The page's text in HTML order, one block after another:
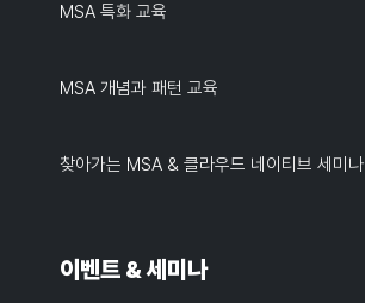
MSA 특화 교육
MSA 개념과 패턴 교육
찾아가는 MSA & 클라우드 네이티브 세미나
이벤트 & 세미나